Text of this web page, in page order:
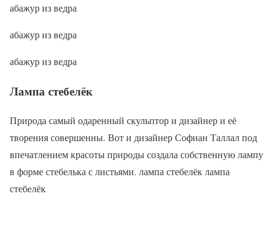
абажур из ведра
абажур из ведра
абажур из ведра
Лампа стебелёк
Природа самый одаренный скульптор и дизайнер и её
творения совершенны. Вот и дизайнер Софиан Таллал под
впечатлением красоты природы создала собственную лампу
в форме стебелька с листьями. лампа стебелёк лампа
стебелёк